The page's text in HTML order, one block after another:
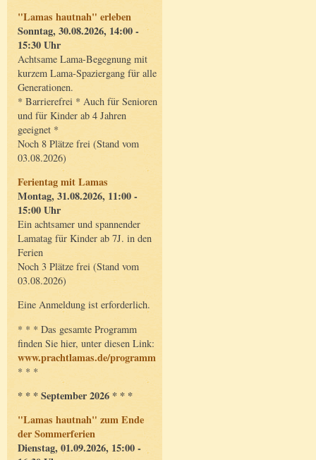
"Lamas hautnah" erleben
Sonntag, 30.08.2026, 14:00 -
15:30 Uhr
Achtsame Lama-Begegnung mit
kurzem Lama-Spaziergang für alle
Generationen.
* Barrierefrei * Auch für Senioren
und für Kinder ab 4 Jahren
geeignet *
Noch 8 Plätze frei (Stand vom
03.08.2026)
Ferientag mit Lamas
Montag, 31.08.2026, 11:00 -
15:00 Uhr
Ein achtsamer und spannender
Lamatag für Kinder ab 7J. in den
Ferien
Noch 3 Plätze frei (Stand vom
03.08.2026)
Eine Anmeldung ist erforderlich.
* * * Das gesamte Programm
finden Sie hier, unter diesen Link:
www.prachtlamas.de/programm
* * *
* * * September 2026 * * *
"Lamas hautnah" zum Ende
der Sommerferien
Dienstag, 01.09.2026, 15:00 -